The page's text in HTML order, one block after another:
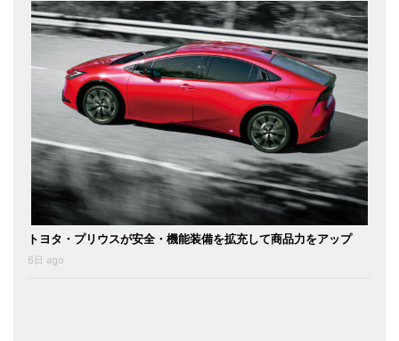
トヨタ・プリウスが安全・機能装備を拡充して商品力をアップ
6日 ago